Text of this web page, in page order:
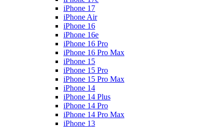
iPhone 17
iPhone Air
iPhone 16
iPhone 16e
iPhone 16 Pro
iPhone 16 Pro Max
iPhone 15
iPhone 15 Pro
iPhone 15 Pro Max
iPhone 14
iPhone 14 Plus
iPhone 14 Pro
iPhone 14 Pro Max
iPhone 13